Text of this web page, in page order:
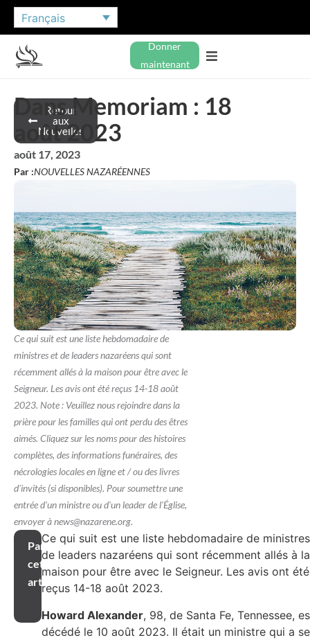
Français
Donner
maintenant
Retour
aux
Nouvelles
Dans Memoriam : 18
août 2023
août 17, 2023
Par :NOUVELLES NAZARÉENNES
Ce qui suit est une liste hebdomadaire de
ministres et de leaders nazaréens qui sont
récemment allés à la maison pour être avec le
Seigneur. Les avis ont été reçus 14-18 août
2023. Note : Veuillez nous rejoindre dans la
prière pour les familles qui ont perdu des êtres
aimés. Cliquez sur les noms pour des histoires
complètes, des informations funéraires, des
nécrologies locales en ligne et / ou des livres
d'invités (si disponibles). Pour soumettre une
entrée d'un ministre ou d'un leader de l'Église,
envoyer à news@nazarene.org.
Partager
cet
article
Ce qui suit est une liste hebdomadaire de
de leaders nazaréens qui sont récemment allés à la
maison pour être avec le Seigneur. Les avis ont été
reçus 14-18 août 2023.
Howard Alexander, 98, de Santa Fe, Tennessee,
décédé le 10 août 2023. Il était un ministre qui a